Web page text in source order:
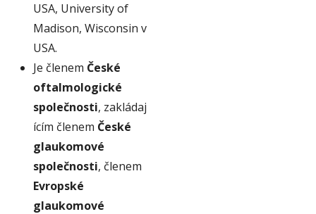
USA, University of
Madison, Wisconsin v
USA.
Je členem České
oftalmologické
společnosti, zakládaj
ícím členem České
glaukomové
společnosti, členem
Evropské
glaukomové